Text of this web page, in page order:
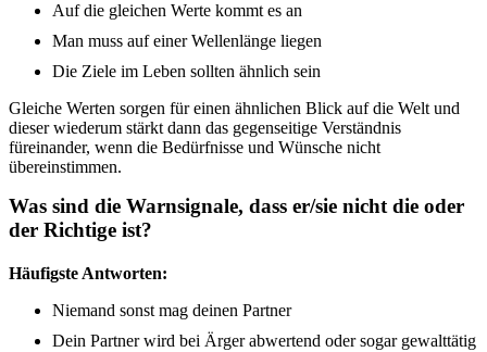
Auf die gleichen Werte kommt es an
Man muss auf einer Wellenlänge liegen
Die Ziele im Leben sollten ähnlich sein
Gleiche Werten sorgen für einen ähnlichen Blick auf die Welt und
dieser wiederum stärkt dann das gegenseitige Verständnis
füreinander, wenn die Bedürfnisse und Wünsche nicht
übereinstimmen.
Was sind die Warnsignale, dass er/sie nicht die oder
der Richtige ist?
Häufigste Antworten:
Niemand sonst mag deinen Partner
Dein Partner wird bei Ärger abwertend oder sogar gewalttätig